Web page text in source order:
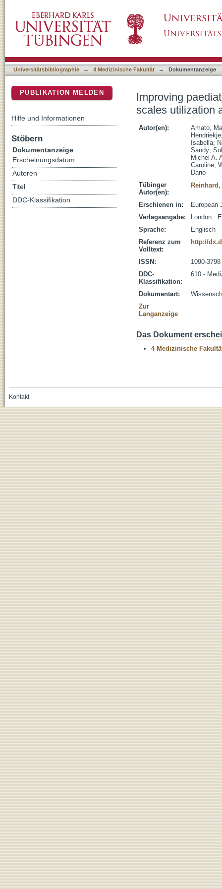
practice
Universitätsbibliographie → 4 Medizinische Fakultät → Dokumentanzeige
Improving
scales utilization
Autor(en):
Amato,
Hendriekje
Isabella;
Sandy;
Michel A.
Caroline;
Dario
Tübinger
Autor(en):
Erschienen in:
European
Verlagsangabe:
London :
Sprache:
Englisch
Referenz zum
Volltext:
http://
ISSN:
1090-3798
DDC-
Klassifikation:
610 -
Dokumentart:
Zur
Langanzeige
Das Dokument
4 Medizinische
PUBLIKATION MELDEN
Hilfe und Informationen
Stöbern
Dokumentanzeige
Erscheinungsdatum
Autoren
Titel
DDC-Klassifikation
Kontakt